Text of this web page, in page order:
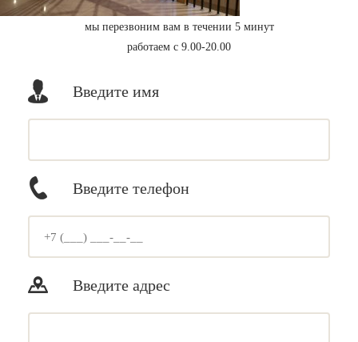
мы перезвоним вам в течении 5 минут
работаем с 9.00-20.00
Введите имя
Введите телефон
Введите адрес